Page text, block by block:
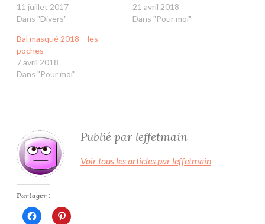
11 juillet 2017
Dans "Divers"
21 avril 2018
Dans "Pour moi"
Bal masqué 2018 – les
poches
7 avril 2018
Dans "Pour moi"
Publié par leffetmain
Voir tous les articles par leffetmain
Partager :
Cliquez Cliquez